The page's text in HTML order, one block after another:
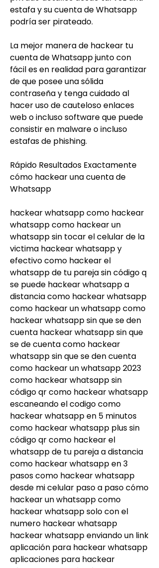
estafa y su cuenta de Whatsapp
podría ser pirateado.
La mejor manera de hackear tu
cuenta de Whatsapp junto con
fácil es en realidad para garantizar
de que posee una sólida
contraseña y tenga cuidado al
hacer uso de cauteloso enlaces
web o incluso software que puede
consistir en malware o incluso
estafas de phishing.
Rápido Resultados Exactamente
cómo hackear una cuenta de
Whatsapp
hackear whatsapp como hackear
whatsapp como hackear un
whatsapp sin tocar el celular de la
victima hackear whatsapp y
efectivo como hackear el
whatsapp de tu pareja sin código q
se puede hackear whatsapp a
distancia como hackear whatsapp
como hackear un whatsapp como
hackear whatsapp sin que se den
cuenta hackear whatsapp sin que
se de cuenta como hackear
whatsapp sin que se den cuenta
como hackear un whatsapp 2023
como hackear whatsapp sin
código qr como hackear whatsapp
escaneando el codigo como
hackear whatsapp en 5 minutos
como hackear whatsapp plus sin
código qr como hackear el
whatsapp de tu pareja a distancia
como hackear whatsapp en 3
pasos como hackear whatsapp
desde mi celular paso a paso cómo
hackear un whatsapp como
hackear whatsapp solo con el
numero hackear whatsapp
hackear whatsapp enviando un link
aplicación para hackear whatsapp
aplicaciones para hackear